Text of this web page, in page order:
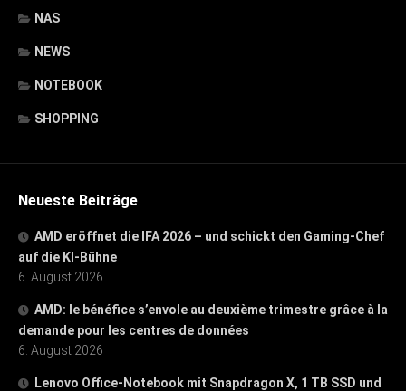
NAS
NEWS
NOTEBOOK
SHOPPING
Neueste Beiträge
AMD eröffnet die IFA 2026 – und schickt den Gaming-Chef
auf die KI-Bühne
6. August 2026
AMD: le bénéfice s’envole au deuxième trimestre grâce à la
demande pour les centres de données
6. August 2026
Lenovo Office-Notebook mit Snapdragon X, 1 TB SSD und